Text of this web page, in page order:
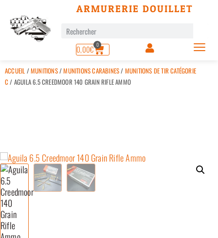
ARMURERIE DOUILLET
0,00€ 0
ACCUEIL /MUNITIONS/MUNITIONS CARABINES/ MUNITIONS DE TIR CATÉGORIE
C/ AGUILA 6.5 CREEDMOOR 140 GRAIN RIFLE AMMO